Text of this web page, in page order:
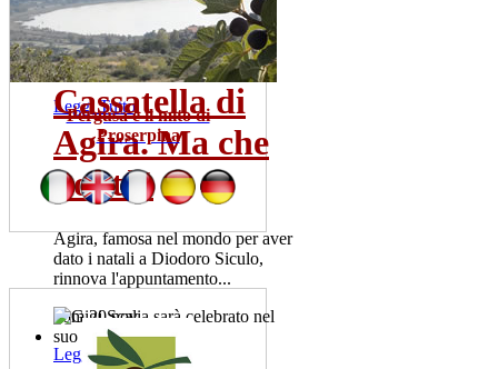
risultati positivi. La meta' dei
pazienti ricoverata...
mer 22 lug
Leggi Tutto
Cassatella di
Agira. Ma che
bontà!
Agira, famosa nel mondo per aver
dato i natali a Diodoro Siculo,
rinnova l'appuntamento...
dom 20 nov
Leggi Tutto
Pergusa e il mito di
Proserpina